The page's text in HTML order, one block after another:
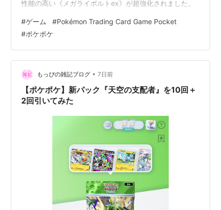
性能の高い《メガライボルトex》が超強化されました。
#ゲーム #Pokémon Trading Card Game Pocket
#ポケポケ
もっぴの雑記ブログ • 7日前
【ポケポケ】新パック『天空の支配者』を10回＋
2回引いてみた